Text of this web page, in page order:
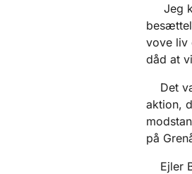
Jeg
vove liv
dåd at
Det
aktion,
på
Ejler